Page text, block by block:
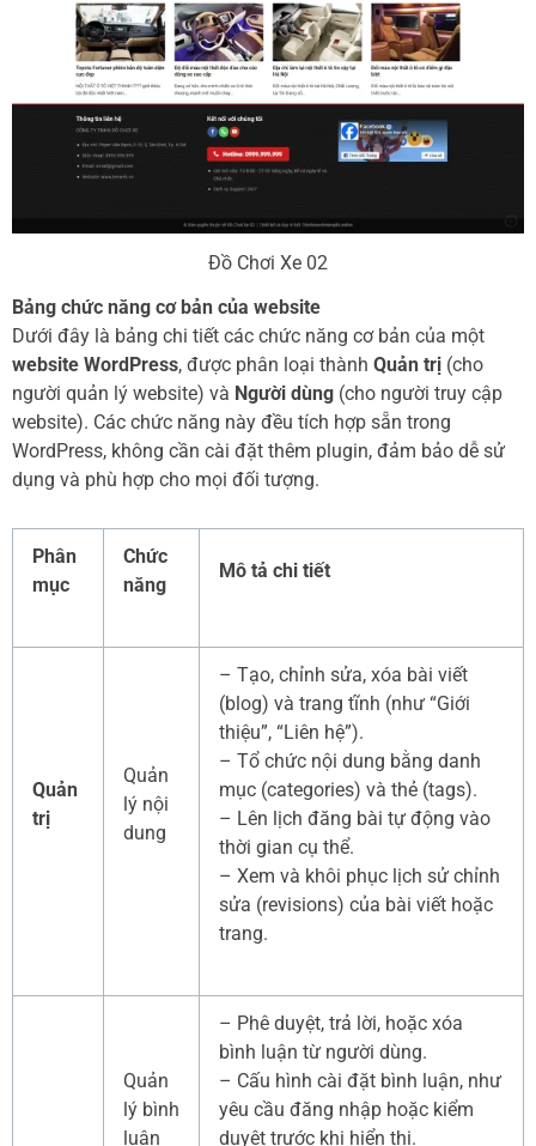
Đồ Chơi Xe 02
Bảng chức năng cơ bản của website
Dưới đây là bảng chi tiết các chức năng cơ bản của một
website WordPress, được phân loại thành Quản trị (cho
người quản lý website) và Người dùng (cho người truy cập
website). Các chức năng này đều tích hợp sẵn trong
WordPress, không cần cài đặt thêm plugin, đảm bảo dễ sử
dụng và phù hợp cho mọi đối tượng.
Phân
mục
Chức
năng
Mô tả chi tiết
Quản
trị
Quản
lý nội
dung
– Tạo, chỉnh sửa, xóa bài viết
(blog) và trang tĩnh (như “Giới
thiệu”, “Liên hệ”).
– Tổ chức nội dung bằng danh
mục (categories) và thẻ (tags).
– Lên lịch đăng bài tự động vào
thời gian cụ thể.
– Xem và khôi phục lịch sử chỉnh
sửa (revisions) của bài viết hoặc
trang.
Quản
lý bình
luận
– Phê duyệt, trả lời, hoặc xóa
bình luận từ người dùng.
– Cấu hình cài đặt bình luận, như
yêu cầu đăng nhập hoặc kiểm
duyệt trước khi hiển thị.